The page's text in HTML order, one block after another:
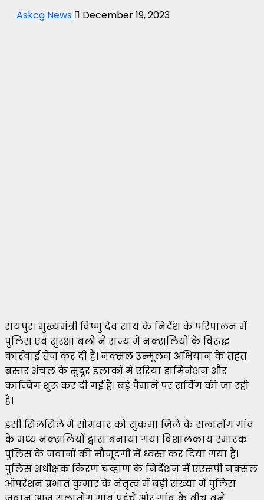
Askcg News December 19, 2023
रायपुर। मुख्यमंत्री विष्णु देव साय के निर्देश के परिपालन में
पुलिस एवं सुरक्षा बलों ने राज्य में नक्सलियों के विरूद्ध
कार्रवाई तेज कर दी है। नक्सल उन्मूलन अभियान के तहत
बस्तर अंचल के सुदूर इलाकों में एरिया डामिनेशन और
काम्बिंग शुरू कर दी गई है। बड़े पैमाने पर सर्चिंग की जा रही
है।
इसी सिलसिले में सोमवार को सुकमा जिले के सलातोंग गांव
के मध्य नक्सलियों द्वारा बनाया गया विशालकाय स्मारक
पुलिस के जवानों की मौजूदगी में ध्वस्त कर दिया गया है।
पुलिस अधीक्षक किरण चव्हाण के निर्देशन में एएसपी नक्सल
ऑपरेशन प्रभात कुमार के नेतृत्व में बड़ी संख्या में पुलिस